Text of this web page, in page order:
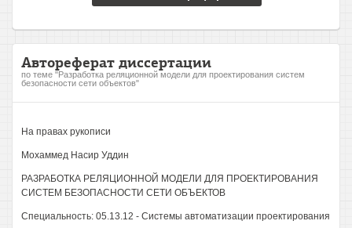
Автореферат диссертации
по теме "Разработка реляционной модели для проектирования систем
безопасности сети объектов"
На правах рукописи
Мохаммед Насир Уддин
РАЗРАБОТКА РЕЛЯЦИОННОЙ МОДЕЛИ ДЛЯ ПРОЕКТИРОВАНИЯ
СИСТЕМ БЕЗОПАСНОСТИ СЕТИ ОБЪЕКТОВ
Специальность: 05.13.12 - Системы автоматизации проектирования